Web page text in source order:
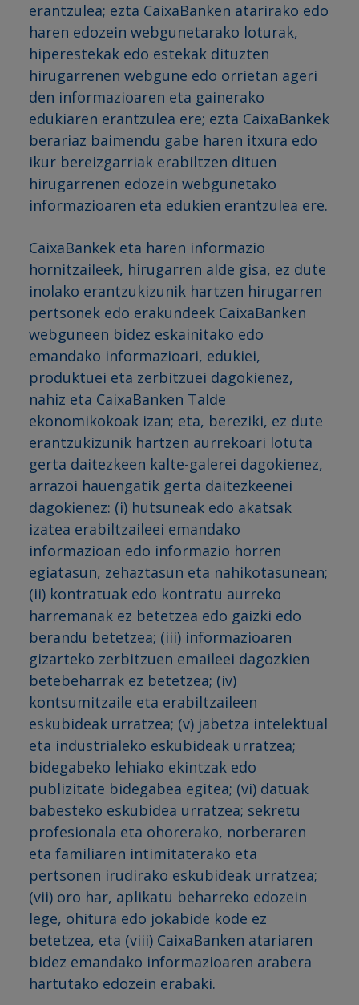
erantzulea; ezta CaixaBanken atarirako edo
haren edozein webgunetarako loturak,
hiperestekak edo estekak dituzten
hirugarrenen webgune edo orrietan ageri
den informazioaren eta gainerako
edukiaren erantzulea ere; ezta CaixaBankek
berariaz baimendu gabe haren itxura edo
ikur bereizgarriak erabiltzen dituen
hirugarrenen edozein webgunetako
informazioaren eta edukien erantzulea ere.
CaixaBankek eta haren informazio
hornitzaileek, hirugarren alde gisa, ez dute
inolako erantzukizunik hartzen hirugarren
pertsonek edo erakundeek CaixaBanken
webguneen bidez eskainitako edo
emandako informazioari, edukiei,
produktuei eta zerbitzuei dagokienez,
nahiz eta CaixaBanken Talde
ekonomikokoak izan; eta, bereziki, ez dute
erantzukizunik hartzen aurrekoari lotuta
gerta daitezkeen kalte-galerei dagokienez,
arrazoi hauengatik gerta daitezkeenei
dagokienez: (i) hutsuneak edo akatsak
izatea erabiltzaileei emandako
informazioan edo informazio horren
egiatasun, zehaztasun eta nahikotasunean;
(ii) kontratuak edo kontratu aurreko
harremanak ez betetzea edo gaizki edo
berandu betetzea; (iii) informazioaren
gizarteko zerbitzuen emaileei dagozkien
betebeharrak ez betetzea; (iv)
kontsumitzaile eta erabiltzaileen
eskubideak urratzea; (v) jabetza intelektual
eta industrialeko eskubideak urratzea;
bidegabeko lehiako ekintzak edo
publizitate bidegabea egitea; (vi) datuak
babesteko eskubidea urratzea; sekretu
profesionala eta ohorerako, norberaren
eta familiaren intimitaterako eta
pertsonen irudirako eskubideak urratzea;
(vii) oro har, aplikatu beharreko edozein
lege, ohitura edo jokabide kode ez
betetzea, eta (viii) CaixaBanken atariaren
bidez emandako informazioaren arabera
hartutako edozein erabaki.